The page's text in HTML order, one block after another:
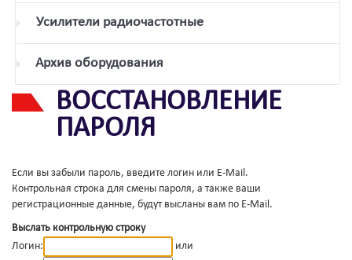
Усилители радиочастотные
Архив оборудования
ВОССТАНОВЛЕНИЕ
ПАРОЛЯ
Если вы забыли пароль, введите логин или E-Mail.
Контрольная строка для смены пароля, а также ваши
регистрационные данные, будут высланы вам по E-Mail.
Выслать контрольную строку
Логин:
или